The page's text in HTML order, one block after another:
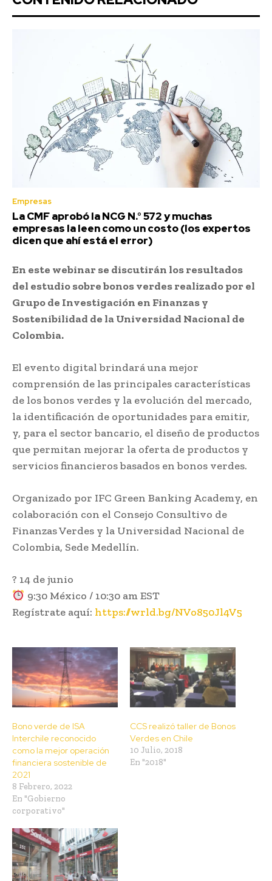
Empresas
La CMF aprobó la NCG N.° 572 y muchas
empresas la leen como un costo (los expertos
dicen que ahí está el error)
En este webinar se discutirán los resultados
del estudio sobre bonos verdes realizado por el
Grupo de Investigación en Finanzas y
Sostenibilidad de la Universidad Nacional de
Colombia.
El evento digital brindará una mejor
comprensión de las principales características
de los bonos verdes y la evolución del mercado,
la identificación de oportunidades para emitir,
y, para el sector bancario, el diseño de productos
que permitan mejorar la oferta de productos y
servicios financieros basados en bonos verdes.
Organizado por IFC Green Banking Academy, en
colaboración con el Consejo Consultivo de
Finanzas Verdes y la Universidad Nacional de
Colombia, Sede Medellín.
?️ 14 de junio
9:30 México / 10:30 am EST
Regístrate aquí: https://wrld.bg/NVo850Jl4V5
Bono verde de ISA
Interchile reconocido
como la mejor operación
financiera sostenible de
2021
8 Febrero, 2022
En "Gobierno
corporativo"
CCS realizó taller de Bonos
Verdes en Chile
10 Julio, 2018
En "2018"